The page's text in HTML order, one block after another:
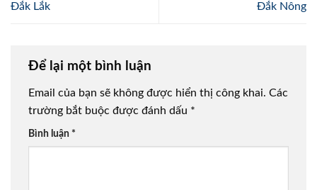
Đắk Lắk
Đắk Nông
Để lại một bình luận
Email của bạn sẽ không được hiển thị công khai. Các
trường bắt buộc được đánh dấu *
Bình luận *